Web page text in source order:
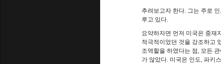
추려보고자 한다. 그는 주로
루고 있다.
요약하자면 먼저 미국은 중재
적극적이었던 것을 강조하고
조역할을 하였다는 점, 모든
가 않았다. 미국은 인도, 파키